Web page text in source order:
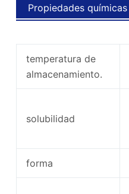
Propiedades químicas
temperatura de
almacenamiento.
solubilidad
forma